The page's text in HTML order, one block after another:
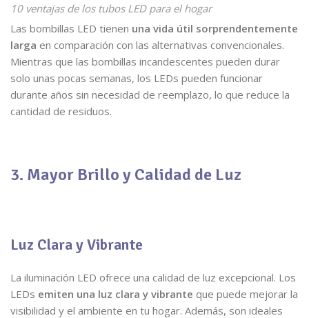
10 ventajas de los tubos LED para el hogar
Las bombillas LED tienen una vida útil sorprendentemente
larga en comparación con las alternativas convencionales.
Mientras que las bombillas incandescentes pueden durar
solo unas pocas semanas, los LEDs pueden funcionar
durante años sin necesidad de reemplazo, lo que reduce la
cantidad de residuos.
3. Mayor Brillo y Calidad de Luz
Luz Clara y Vibrante
La iluminación LED ofrece una calidad de luz excepcional. Los
LEDs emiten una luz clara y vibrante que puede mejorar la
visibilidad y el ambiente en tu hogar. Además, son ideales